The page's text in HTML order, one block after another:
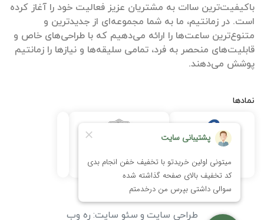
باکیفیت‌ترین ساات‌ به مشتریان عزیز فعالیت خود را آغاز کرده
است. در زمانتیم، ما به شما مجموعه‌ای از جدیدترین و
متنوع‌ترین ساعت‌ها را ارائه می‌دهیم که با طراحی‌های خاص و
قابلیت‌های منحصر به فرد، تمامی سلیقه‌ها و نیازها را زمانتیم
پوشش می‌دهند.
نمادها
طراحی سایت و سئو سایت: ره وب